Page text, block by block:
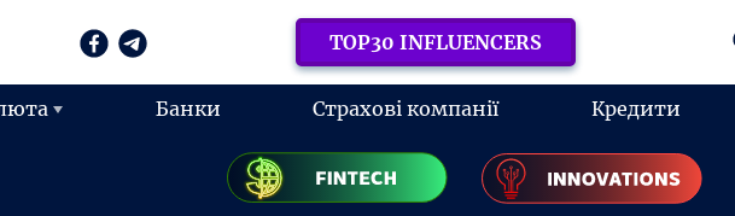
TOP30 INFLUENCERS
Банки Страхові компанії Кредити